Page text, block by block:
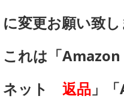
に変更お願い致し
これは「
ネット 返品 」